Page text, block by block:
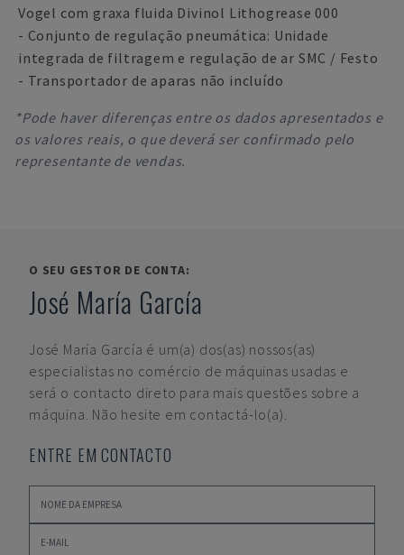
Vogel com graxa fluida Divinol Lithogrease 000
- Conjunto de regulação pneumática: Unidade
integrada de filtragem e regulação de ar SMC / Festo
- Transportador de aparas não incluído
*Pode haver diferenças entre os dados apresentados e
os valores reais, o que deverá ser confirmado pelo
representante de vendas.
O SEU GESTOR DE CONTA:
José María García
José María García é um(a) dos(as) nossos(as)
especialistas no comércio de máquinas usadas e
será o contacto direto para mais questões sobre a
máquina. Não hesite em contactá-lo(a).
ENTRE EM CONTACTO